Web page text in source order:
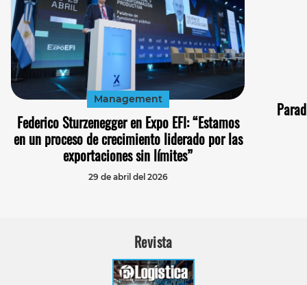
Management
Federico Sturzenegger en Expo EFI: “Estamos
en un proceso de crecimiento liderado por las
exportaciones sin límites”
29 de abril del 2026
Revista